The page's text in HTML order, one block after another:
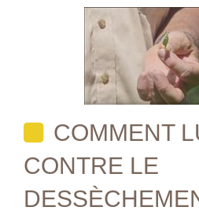
COMMENT
CONTRE LE